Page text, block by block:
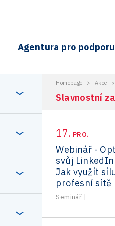
Agentura pro
Homepage > Akce >
Slavnostní
17. PRO.
Webinář -
svůj
Jak využít
profesní sítě
Seminář |